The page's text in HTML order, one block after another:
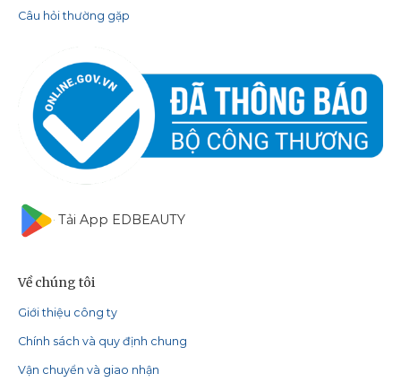
Câu hỏi thường gặp
Tải App EDBEAUTY
Về chúng tôi
Giới thiệu công ty
Chính sách và quy định chung
Vận chuyển và giao nhận